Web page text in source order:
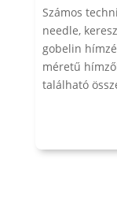
Számos
needle,
gobelin
méretű
található